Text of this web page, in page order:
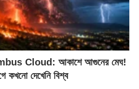
Cloud: আকাশে আগুনের মেঘ!
কখনো দেখেনি বিশ্ব